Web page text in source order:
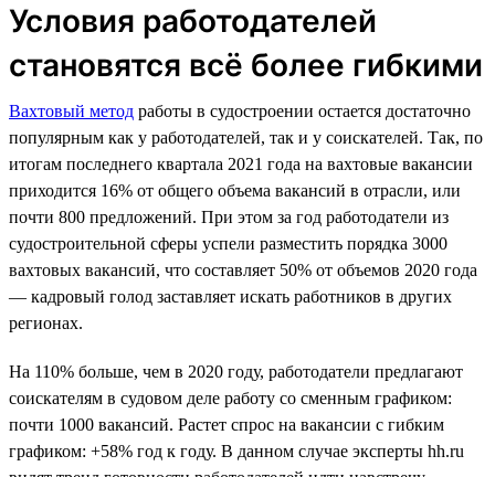
Условия работодателей
становятся всё более гибкими
Вахтовый метод работы в судостроении остается достаточно
популярным как у работодателей, так и у соискателей. Так, по
итогам последнего квартала 2021 года на вахтовые вакансии
приходится 16% от общего объема вакансий в отрасли, или
почти 800 предложений. При этом за год работодатели из
судостроительной сферы успели разместить порядка 3000
вахтовых вакансий, что составляет 50% от объемов 2020 года
— кадровый голод заставляет искать работников в других
регионах.
На 110% больше, чем в 2020 году, работодатели предлагают
соискателям в судовом деле работу со сменным графиком:
почти 1000 вакансий. Растет спрос на вакансии с гибким
графиком: +58% год к году. В данном случае эксперты hh.ru